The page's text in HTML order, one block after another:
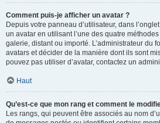
Comment puis-je afficher un avatar ?
Depuis votre panneau d’utilisateur, dans
un avatar en utilisant l’une des quatre
galerie, distant ou importé. L’administrateur du
avatars et décider de la manière dont ils sont
pouvez pas utiliser d’avatar, contactez un
Haut
Qu’est-ce que mon rang et comment le
Les rangs, qui peuvent être associés au nom